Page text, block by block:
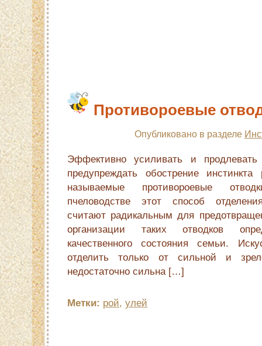
Противороевые
Опубликовано в разделе
Эффективно усиливать и
предупреждать обострение
называемые противорое­вые
пчеловодстве этот способ
считают радикальным для
организации таких отводков
качественного состояния семьи.
отделить только от сильной и
недостаточно сильна […]
Метки: рой, улей